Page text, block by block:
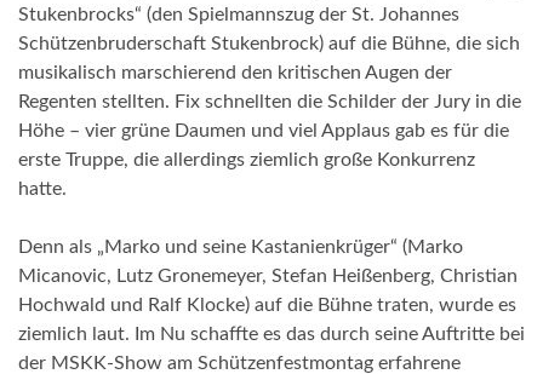
Stukenbrocks“ (den Spielmannszug der St. Johannes
Schützenbruderschaft Stukenbrock) auf die Bühne, die sich
musikalisch marschierend den kritischen Augen der
Regenten stellten. Fix schnellten die Schilder der Jury in die
Höhe – vier grüne Daumen und viel Applaus gab es für die
erste Truppe, die allerdings ziemlich große Konkurrenz
hatte.
Denn als „Marko und seine Kastanienkrüger“ (Marko
Micanovic, Lutz Gronemeyer, Stefan Heißenberg, Christian
Hochwald und Ralf Klocke) auf die Bühne traten, wurde es
ziemlich laut. Im Nu schaffte es das durch seine Auftritte bei
der MSKK-Show am Schützenfestmontag erfahrene